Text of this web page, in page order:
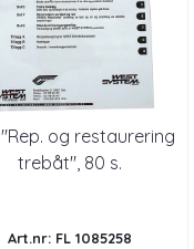
og restaurering
trebåt", 80 s.
Art.nr: FL 1085258